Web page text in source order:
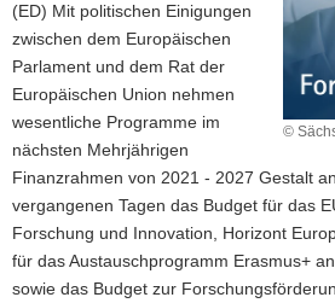
©
(ED) Mit politischen Einigungen
zwischen dem Europäischen
Parlament und dem Rat der
Europäischen Union nehmen
wesentliche Programme im
nächsten Mehrjährigen
Finanzrahmen von 2021 - 2027 Gestalt
vergangenen Tagen das Budget für das
Forschung und Innovation, Horizont
für das Austauschprogramm Erasmus+
sowie das Budget zur